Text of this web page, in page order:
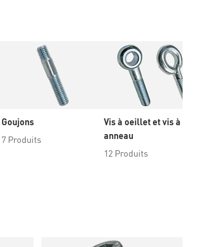
Goujons
7 Produits
Vis à oeillet et vis à
anneau
12 Produits